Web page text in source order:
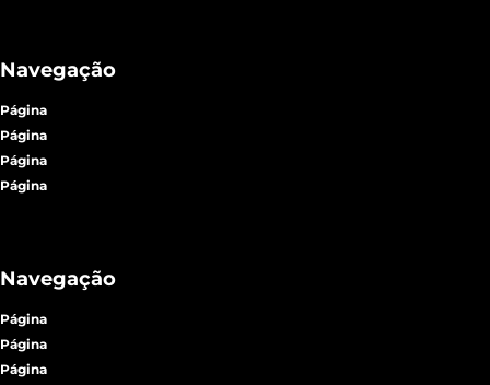
Navegação
Página
Página
Página
Página
Navegação
Página
Página
Página